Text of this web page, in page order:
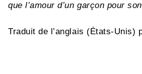
que l’amour d’un garçon pour
Traduit de l’anglais (États-Unis)